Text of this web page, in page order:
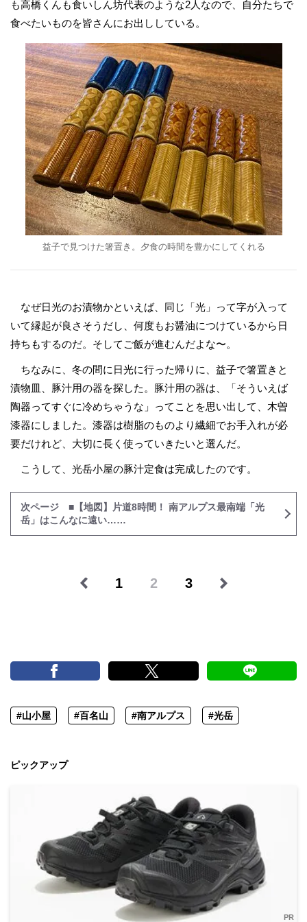
も高橋くんも食いしん坊代表のような2人なので、自分たちで
食べたいものを皆さんにお出ししている。
益子で見つけた箸置き。夕食の時間を豊かにしてくれる
なぜ日光のお漬物かといえば、同じ「光」って字が入って
いて縁起が良さそうだし、何度もお醤油につけているから日
持ちもするのだ。そしてご飯が進むんだよな〜。
ちなみに、冬の間に日光に行った帰りに、益子で箸置きと
漬物皿、豚汁用の器を探した。豚汁用の器は、「そういえば
陶器ってすぐに冷めちゃうな」ってことを思い出して、木曽
漆器にしました。漆器は樹脂のものより繊細でお手入れが必
要だけれど、大切に長く使っていきたいと選んだ。
こうして、光岳小屋の豚汁定食は完成したのです。
次ページ ■【地図】片道8時間！ 南アルプス最南端「光
岳」はこんなに遠い……
1 2 3
#山小屋 #百名山 #南アルプス #光岳
ピックアップ
PR